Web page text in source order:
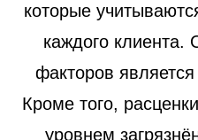
которые
каждого клиента.
факторов
Кроме того,
уровнем